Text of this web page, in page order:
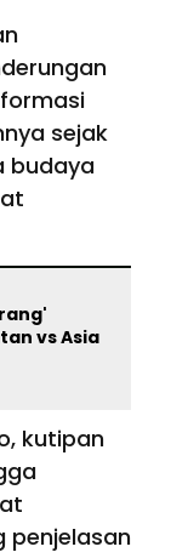
sejak
budaya
vs Asia
kutipan
penjelasan